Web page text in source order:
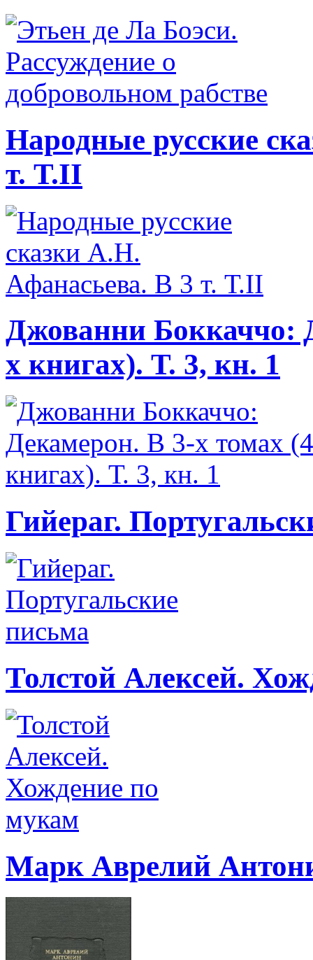
Народные русские
т. Т.II
Джованни Боккаччо:
х книгах). Т. 3, кн. 1
Гийераг.
Толстой Алексей.
Марк Аврелий